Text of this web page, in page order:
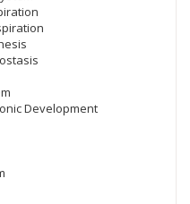
Development